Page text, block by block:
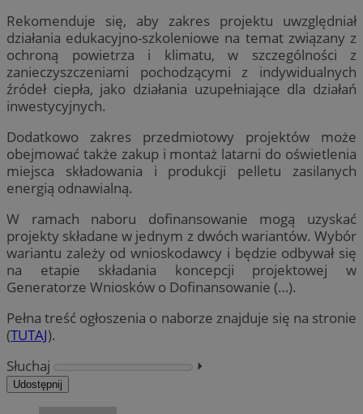
Rekomenduje się, aby zakres projektu uwzględniał
działania edukacyjno-szkoleniowe na temat związany z
ochroną powietrza i klimatu, w szczególności z
zanieczyszczeniami pochodzącymi z indywidualnych
źródeł ciepła, jako działania uzupełniające dla działań
inwestycyjnych.
Dodatkowo zakres przedmiotowy projektów może
obejmować także zakup i montaż latarni do oświetlenia
miejsca składowania i produkcji pelletu zasilanych
energią odnawialną.
W ramach naboru dofinansowanie mogą uzyskać
projekty składane w jednym z dwóch wariantów. Wybór
wariantu zależy od wnioskodawcy i będzie odbywał się
na etapie składania koncepcji projektowej w
Generatorze Wniosków o Dofinansowanie (…).
Pełna treść ogłoszenia o naborze znajduje się na stronie
(TUTAJ).
Słuchaj
⏵︎
Udostępnij